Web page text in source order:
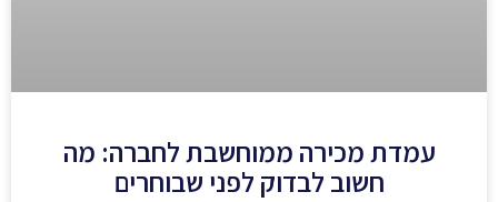
עמדת מכירה ממוחשבת לחברה: מה
חשוב לבדוק לפני שבוחרים